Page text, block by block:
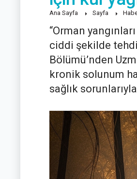
Ana Sayfa Sayfa
“Orman
ciddi şekilde
Bölümü’nden
kronik solunum
sağlık